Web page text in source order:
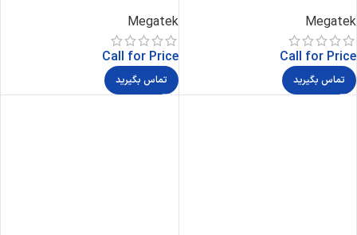
Megatek
Call for Price
تماس بگیرید
Megatek
Call for Price
تماس بگیرید